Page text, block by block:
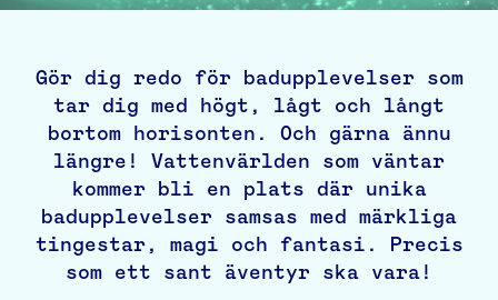
Gör dig redo för badupplevelser som
tar dig med högt, lågt och långt
bortom horisonten. Och gärna ännu
längre! Vattenvärlden som väntar
kommer bli en plats där unika
badupplevelser samsas med märkliga
tingestar, magi och fantasi. Precis
som ett sant äventyr ska vara!